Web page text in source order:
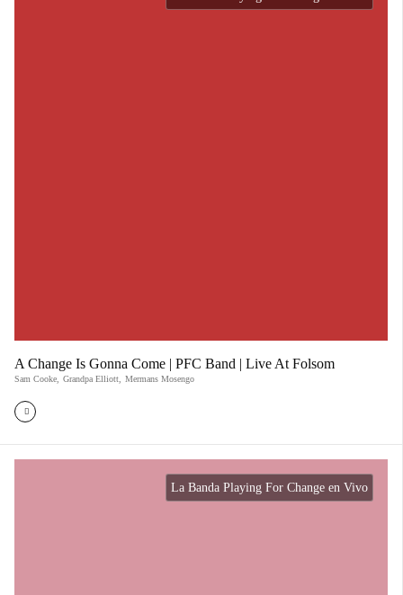
A Change Is Gonna Come | PFC Band | Live At Folsom
Sam Cooke Grandpa Elliott Mermans Mosengo
La Banda Playing For Change en Vivo